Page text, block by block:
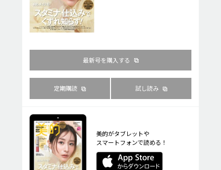
最新号を購入する
定期購読 試し読み
美的がタブレットや
スマートフォンで読める！